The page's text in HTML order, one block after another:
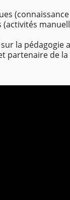
la pédagogie
de